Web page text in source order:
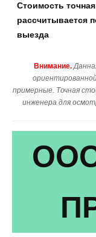
Стоимость точная
рассчитывается
выезда
Внимание.
примерные. Точная
инженера для